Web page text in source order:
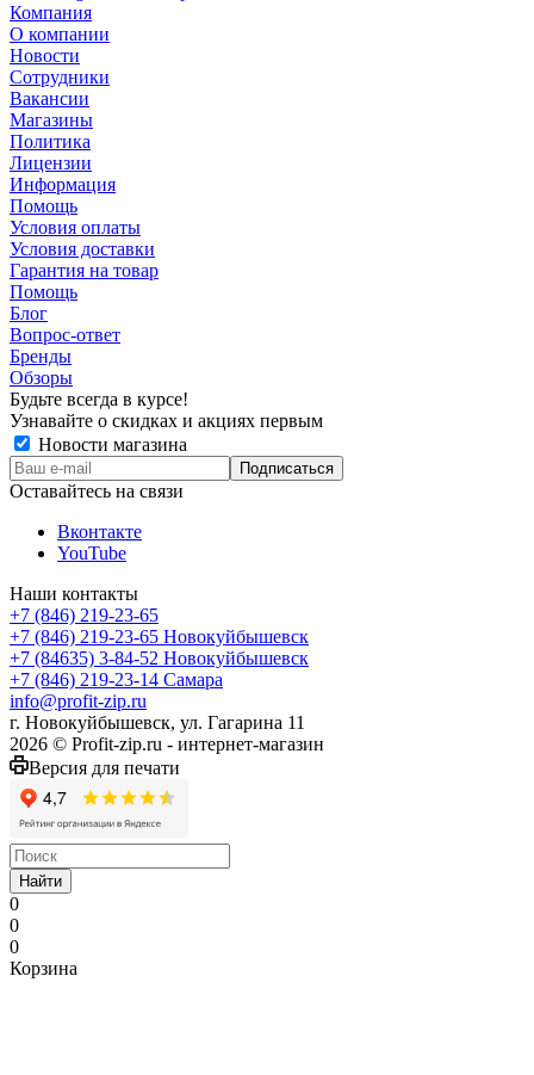
Компания
О компании
Новости
Сотрудники
Вакансии
Магазины
Политика
Лицензии
Информация
Помощь
Условия оплаты
Условия доставки
Гарантия на товар
Помощь
Блог
Вопрос-ответ
Бренды
Обзоры
Будьте всегда в курсе!
Узнавайте о скидках и акциях первым
Новости магазина
Оставайтесь на связи
Вконтакте
YouTube
Наши контакты
+7 (846) 219-23-65
+7 (846) 219-23-65 Новокуйбышевск
+7 (84635) 3-84-52 Новокуйбышевск
+7 (846) 219-23-14 Самара
info@profit-zip.ru
г. Новокуйбышевск, ул. Гагарина 11
2026 © Profit-zip.ru - интернет-магазин
Версия для печати
Найти
0
0
0
Корзина